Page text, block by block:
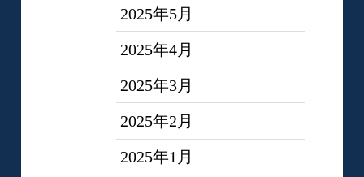
2025年5月
2025年4月
2025年3月
2025年2月
2025年1月